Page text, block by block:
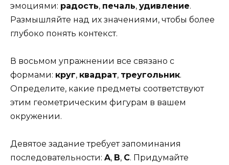
эмоциями: радость, печаль, удивление.
Размышляйте над их значениями, чтобы более
глубоко понять контекст.
В восьмом упражнении все связано с
формами: круг, квадрат, треугольник.
Определите, какие предметы соответствуют
этим геометрическим фигурам в вашем
окружении.
Девятое задание требует запоминания
последовательности: A, B, C. Придумайте